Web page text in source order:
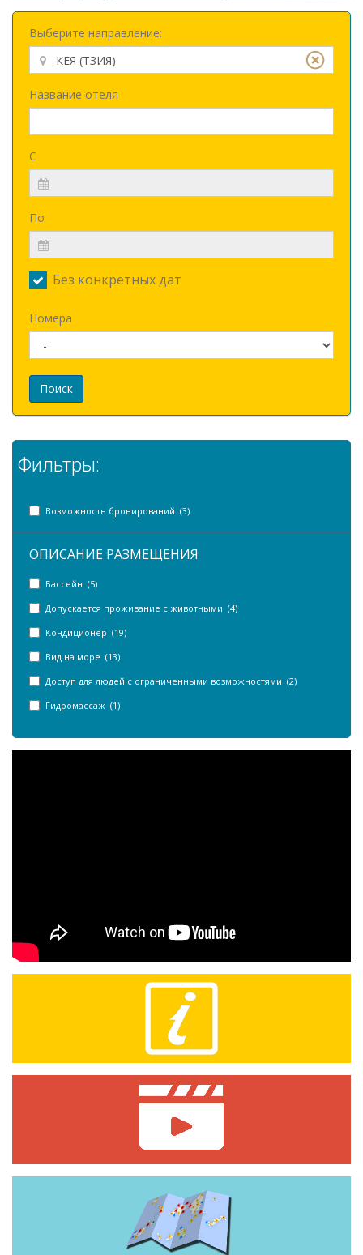
Выберите направление:
Название отеля
С
По
Без конкретных дат
Номера
Поиск
Фильтры:
Возможность бронирований (3)
ОПИСАНИЕ РАЗМЕЩЕНИЯ
Бассейн (5)
Допускается проживание с животными (4)
Кондиционер (19)
Вид на море (13)
Доступ для людей с ограниченными возможностями (2)
Гидромассаж (1)